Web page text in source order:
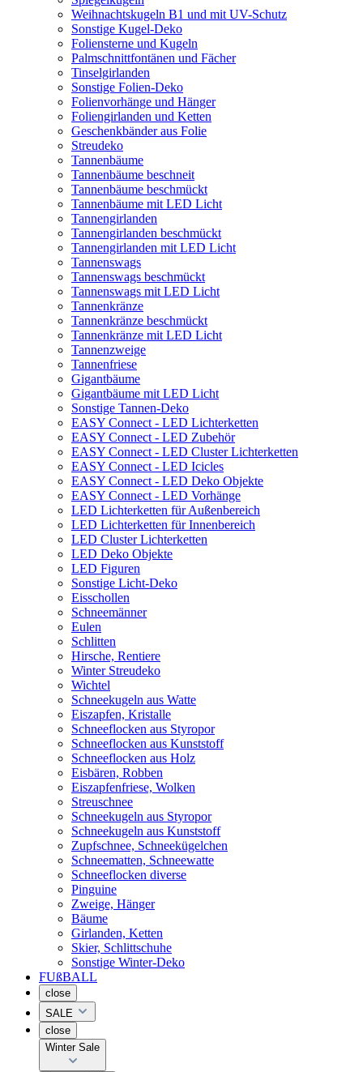
Weihnachtskugeln B1 und mit UV-Schutz
Sonstige Kugel-Deko
Foliensterne und Kugeln
Palmschnittfontänen und Fächer
Tinselgirlanden
Sonstige Folien-Deko
Folienvorhänge und Hänger
Foliengirlanden und Ketten
Geschenkbänder aus Folie
Streudeko
Tannenbäume
Tannenbäume beschneit
Tannenbäume beschmückt
Tannenbäume mit LED Licht
Tannengirlanden
Tannengirlanden beschmückt
Tannengirlanden mit LED Licht
Tannenswags
Tannenswags beschmückt
Tannenswags mit LED Licht
Tannenkränze
Tannenkränze beschmückt
Tannenkränze mit LED Licht
Tannenzweige
Tannenfriese
Gigantbäume
Gigantbäume mit LED Licht
Sonstige Tannen-Deko
EASY Connect - LED Lichterketten
EASY Connect - LED Zubehör
EASY Connect - LED Cluster Lichterketten
EASY Connect - LED Icicles
EASY Connect - LED Deko Objekte
EASY Connect - LED Vorhänge
LED Lichterketten für Außenbereich
LED Lichterketten für Innenbereich
LED Cluster Lichterketten
LED Deko Objekte
LED Figuren
Sonstige Licht-Deko
Eisschollen
Schneemänner
Eulen
Schlitten
Hirsche, Rentiere
Winter Streudeko
Wichtel
Schneekugeln aus Watte
Eiszapfen, Kristalle
Schneeflocken aus Styropor
Schneeflocken aus Kunststoff
Schneeflocken aus Holz
Eisbären, Robben
Eiszapfenfriese, Wolken
Streuschnee
Schneekugeln aus Styropor
Schneekugeln aus Kunststoff
Zupfschnee, Schneekügelchen
Schneematten, Schneewatte
Schneeflocken diverse
Pinguine
Zweige, Hänger
Bäume
Girlanden, Ketten
Skier, Schlittschuhe
Sonstige Winter-Deko
FUßBALL
close
SALE
close
Winter Sale